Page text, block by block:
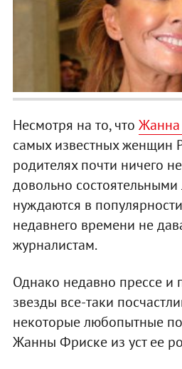
Несмотря на то, что
самых известных женщин
родителях почти ничего
довольно
нуждаются в
недавнего времени не
журналистам.
Однако недавно прессе и
звезды все-таки
некоторые любопытные
Жанны Фриске из уст ее